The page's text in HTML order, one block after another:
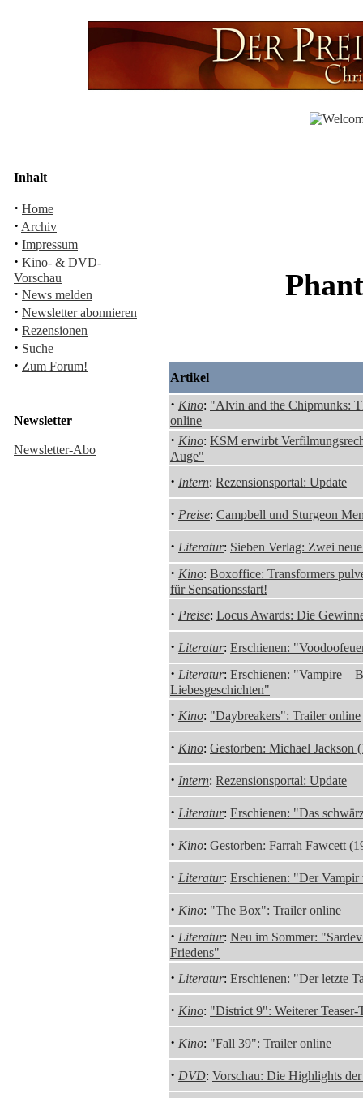
Inhalt
· Home
· Archiv
· Impressum
· Kino- & DVD-
Vorschau
· News melden
· Newsletter abonnieren
· Rezensionen
· Suche
· Zum Forum!
Newsletter
Newsletter-Abo
Artikel
· Kino: "Alvin and the Chipmunks:
online
· Kino: KSM erwirbt
Auge"
· Intern: Rezensionsportal: Update
· Preise: Campbell und Sturgeon
· Literatur: Sieben Verlag: Zwei
· Kino: Boxoffice: Transformers
für Sensationsstart!
· Preise: Locus Awards: Die
· Literatur: Erschienen:
· Literatur: Erschienen: "Vampire –
Liebesgeschichten"
· Kino: "Daybreakers": Trailer online
· Kino: Gestorben: Michael Jackson
· Intern: Rezensionsportal: Update
· Literatur: Erschienen: "Das
· Kino: Gestorben: Farrah Fawcett
· Literatur: Erschienen: "Der
· Kino: "The Box": Trailer online
· Literatur: Neu im Sommer:
Friedens"
· Literatur: Erschienen: "Der letzte
· Kino: "District 9": Weiterer Teaser-
· Kino: "Fall 39": Trailer online
· DVD: Vorschau: Die Highlights